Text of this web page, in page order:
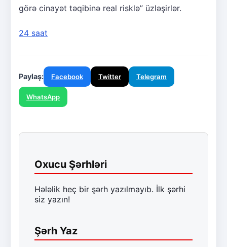
görə cinayət təqibinə real risklə” üzləşirlər.
24 saat
Paylaş: Facebook Twitter Telegram
WhatsApp
Oxucu Şərhləri
Hələlik heç bir şərh yazılmayıb. İlk şərhi
siz yazın!
Şərh Yaz